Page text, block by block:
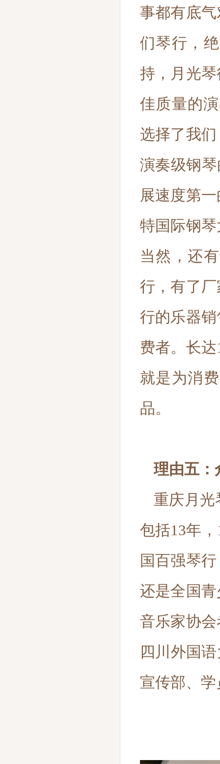
事都有底
们琴行，
持，月光
佳质量的
选择了我
演奏级钢
展速度第
特国际钢
当然，还
行，有了
行的乐器
费者。长
就是为消
品。
理由五：
重庆月光
包括13年
国百强琴
还是全国
音乐家协
四川外国
宣传部、